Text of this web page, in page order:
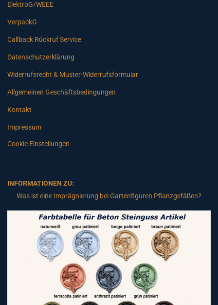
ElektroG/WEEE
VerpackG
Callback Rückruf Service
Datenschutzerklärung
Widerrufsrecht & Muster-Widerrufsformular
Allgemeinen Geschäftsbedingungen
Kontakt
Impressum
Cookie Einstellungen
INFORMATIONEN ZU:
Was ist eine Imprägnierung bei Gartenfiguren Pflanzgefäßen?